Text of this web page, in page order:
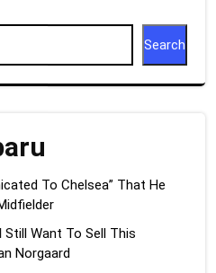
Search
To Chelsea” That He
Still Want To Sell This
Norgaard